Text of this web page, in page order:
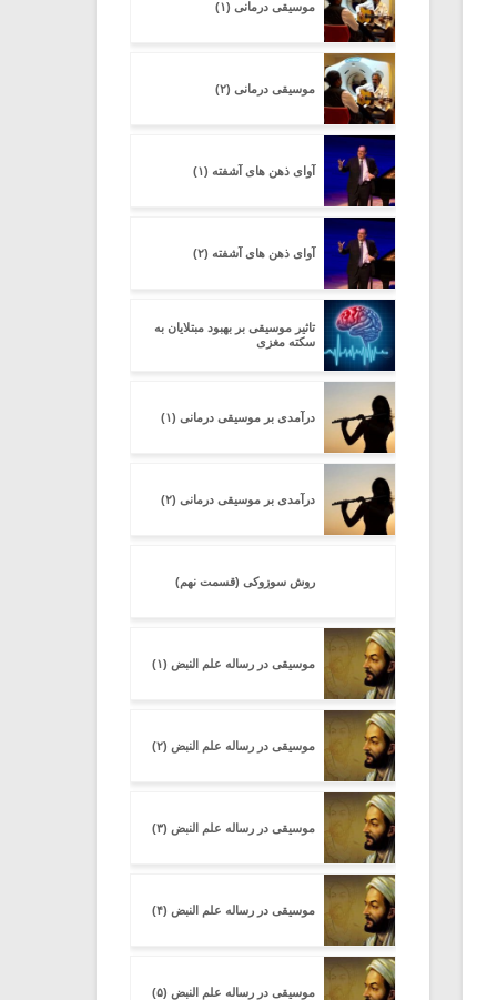
موسیقی درمانی (۱)
موسیقی درمانی (۲)
آوای ذهن های آشفته (۱)
آوای ذهن های آشفته (۲)
تاثیر موسیقی بر بهبود مبتلایان به
سکته مغزی
درآمدی بر موسیقی درمانی (۱)
درآمدی بر موسیقی درمانی (۲)
روش سوزوکی (قسمت نهم)
موسیقی در رساله علم النبض (۱)
موسیقی در رساله علم النبض (۲)
موسیقی در رساله علم النبض (۳)
موسیقی در رساله علم النبض (۴)
موسیقی در رساله علم النبض (۵)